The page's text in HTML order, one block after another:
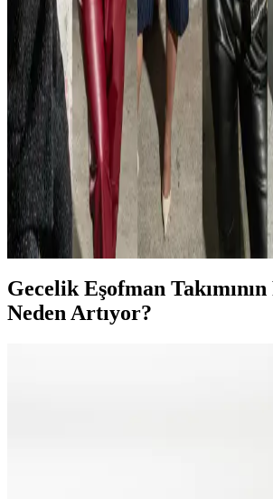
Rahat ve Şık Giyinmenin Yolları:
Stil Önerileriyle Dengeli Kombinler
Rahat ve şık giyinmek için doğru kumaş
Esnek, yumuşak kumaşlar ve uygun kesimler
stilinizi tamamlayan aksesuarlar
35 Yaşında Atletik Yapıya Sahip
Uygun ve Şık Giyim Önerileri
35 yaşındaki atletik yapıya sahip babalar için
rahat giyim önerileri sunulmaktadır. Doğru
ipuçlarıyla kişisel ifade güçlendirilir.
Gecelik Eşofman
Neden Artıyor?